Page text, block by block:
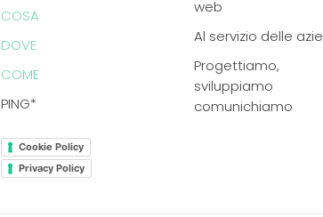
COSA
DOVE
COME
PING*
web
Al servizio delle
Progettiamo,
sviluppiamo
comunichiamo
Cookie Policy
Privacy Policy